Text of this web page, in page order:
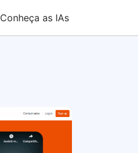
Conheça as IAs